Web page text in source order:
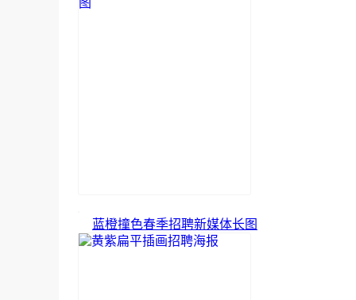
蓝橙撞色春季招聘新媒体长图